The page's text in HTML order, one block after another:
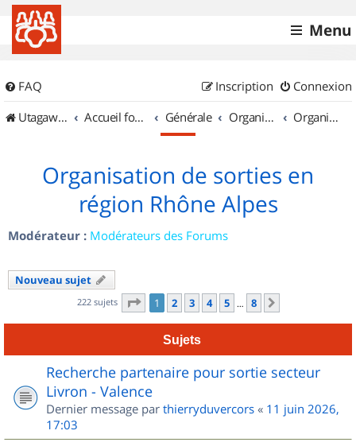
Menu
FAQ Connexion
Inscription
UtagawaVTT (Randos VTT et VTTAE avec traces GPS)
Accueil forum Générale Organisation de sorties & Recherche de partenaires Organisation de sorties en région Rhône Alpes
Organisation de sorties en
région Rhône Alpes
Modérateur : Modérateurs des Forums
Nouveau sujet
222 sujets Page 1sur
1 2 3 4 5 … 8
Sujets
Recherche partenaire pour sortie secteur
Livron - Valence
Dernier message par thierryduvercors « 11 juin 2026,
17:03